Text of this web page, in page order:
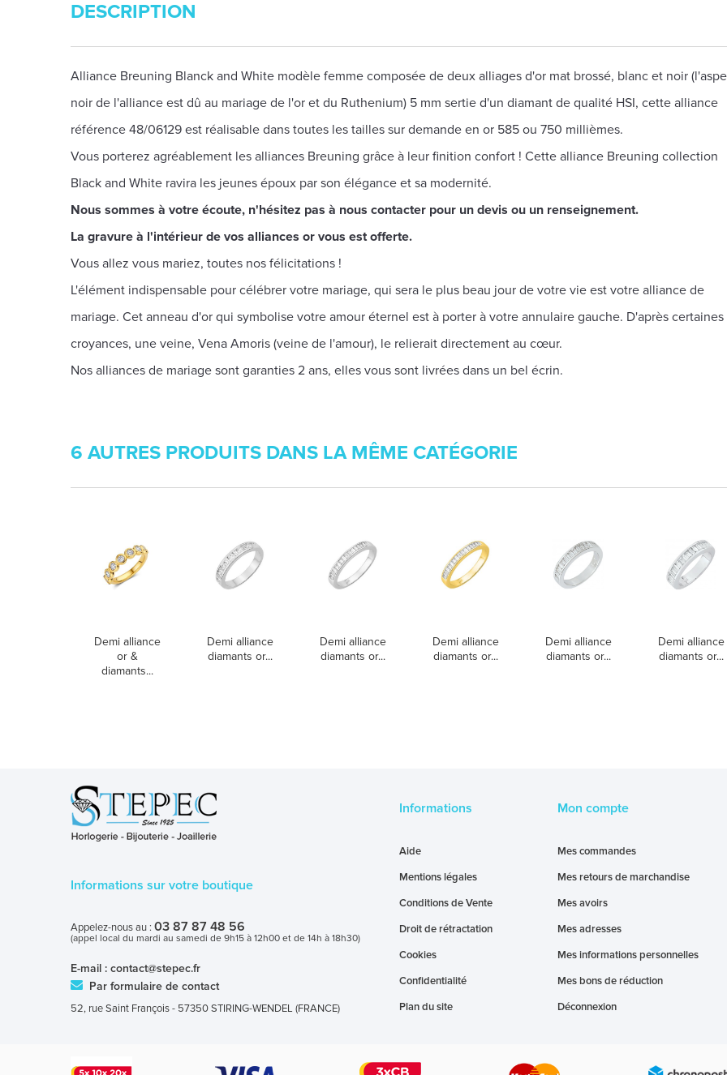
DESCRIPTION
Alliance Breuning Blanck and White modèle femme composée de deux alliages d'or mat brossé, blanc et noir
noir de l'alliance est dû au mariage de l'or et du Ruthenium) 5 mm sertie d'un diamant de qualité HSI, cette alliance
référence 48/06129 est réalisable dans toutes les tailles sur demande en or 585 ou 750 millièmes.
Vous porterez agréablement les alliances Breuning grâce à leur finition confort ! Cette alliance Breuning collection
Black and White ravira les jeunes époux par son élégance et sa modernité.
Nous sommes à votre écoute, n'hésitez pas à nous contacter pour un devis ou un renseignement.
La gravure à l'intérieur de vos alliances or vous est offerte.
Vous allez vous mariez, toutes nos félicitations !
L'élément indispensable pour célébrer votre mariage, qui sera le plus beau jour de votre vie est votre alliance de
mariage. Cet anneau d'or qui symbolise votre amour éternel est à porter à votre annulaire gauche. D'après certaines
croyances, une veine, Vena Amoris (veine de l'amour), le relierait directement au cœur.
Nos alliances de mariage sont garanties 2 ans, elles vous sont livrées dans un bel écrin.
6 AUTRES PRODUITS DANS LA MÊME CATÉGORIE
Demi alliance
or &
diamants...
Demi alliance
diamants or...
Demi alliance
diamants or...
Demi alliance
diamants or...
Demi alliance
diamants or...
Demi alliance
diamants or...
Informations sur votre boutique
Appelez-nous au : 03 87 87 48 56
(appel local du mardi au samedi de 9h15 à 12h00 et de 14h à 18h30)
E-mail : contact@stepec.fr
Par formulaire de contact
52, rue Saint François - 57350 STIRING-WENDEL (FRANCE)
Informations
Aide
Mentions légales
Conditions de Vente
Droit de rétractation
Cookies
Confidentialité
Plan du site
Mon compte
Mes commandes
Mes retours de marchandise
Mes avoirs
Mes adresses
Mes informations personnelles
Mes bons de réduction
Déconnexion